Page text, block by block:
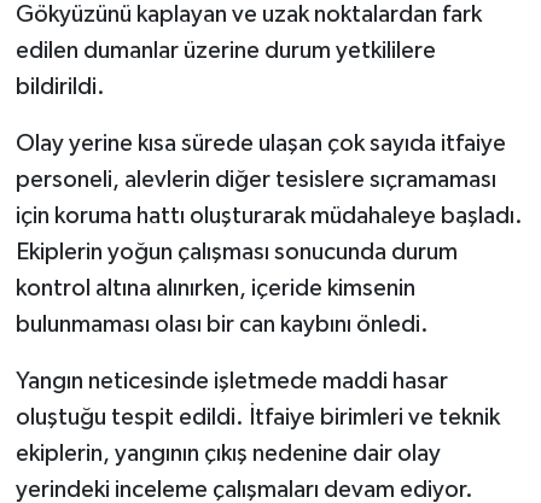
Gökyüzünü kaplayan ve uzak noktalardan fark
edilen dumanlar üzerine durum yetkililere
bildirildi.
Olay yerine kısa sürede ulaşan çok sayıda itfaiye
personeli, alevlerin diğer tesislere sıçramaması
için koruma hattı oluşturarak müdahaleye başladı.
Ekiplerin yoğun çalışması sonucunda durum
kontrol altına alınırken, içeride kimsenin
bulunmaması olası bir can kaybını önledi.
Yangın neticesinde işletmede maddi hasar
oluştuğu tespit edildi. İtfaiye birimleri ve teknik
ekiplerin, yangının çıkış nedenine dair olay
yerindeki inceleme çalışmaları devam ediyor.